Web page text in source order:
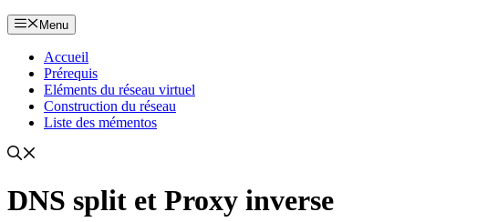
Menu
Accueil
Prérequis
Eléments du réseau virtuel
Construction du réseau
Liste des mémentos
DNS split et Proxy inverse